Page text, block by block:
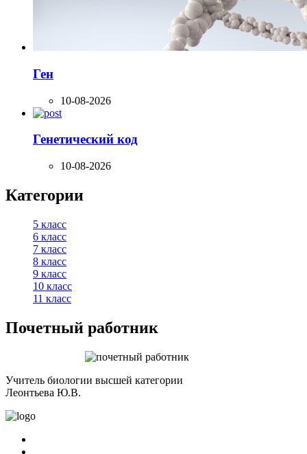
Ген
10-08-2026
Генетический код
10-08-2026
Категории
5 класс
6 класс
7 класс
8 класс
9 класс
10 класс
11 класс
Почетный работник
Учитель биологии высшей категории
Леонтьева Ю.В.